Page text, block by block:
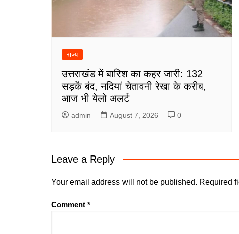
राज्य
उत्तराखंड में बारिश का कहर जारी: 132
सड़कें बंद, नदियां चेतावनी रेखा के करीब,
आज भी येलो अलर्ट
admin August 7, 2026 0
Leave a Reply
Your email address will not be published. Required
Comment *